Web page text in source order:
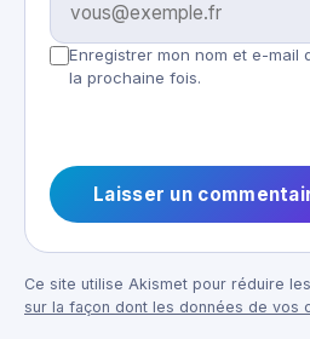
Enregistrer mon nom et e-mail
la prochaine fois.
Ce site utilise Akismet pour réduire
sur la façon dont les données de vos